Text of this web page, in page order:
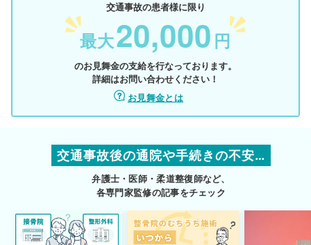
交通事故の患者様に限り
最大20,000 円
のお見舞金の支給を行なっております。
詳細はお問い合わせください！
お見舞金とは
交通事故後の通院や手続きの不安…
弁護士・医師・柔道整復師など、
各専門家監修の記事をチェック